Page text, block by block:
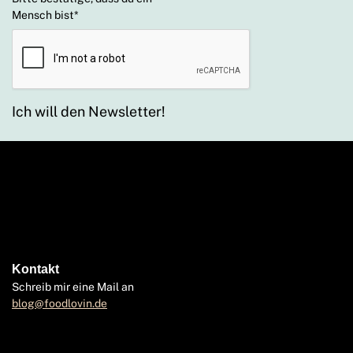
Mensch bist*
Ich will den Newsletter!
Kontakt
Schreib mir eine Mail an
blog@foodlovin.de